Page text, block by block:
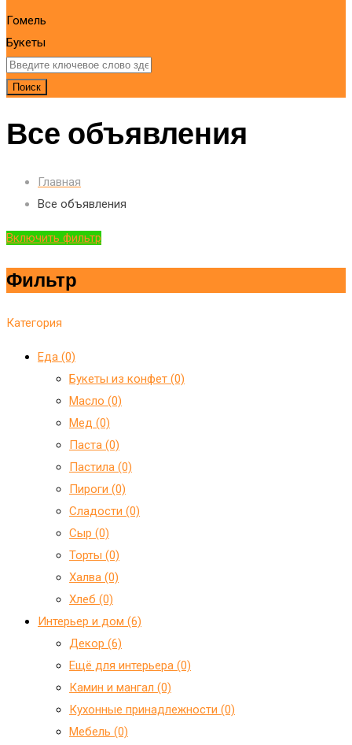
Гомель
Букеты
Поиск
Все объявления
Главная
Все объявления
Включить фильтр
Фильтр
Категория
Еда (0)
Букеты из конфет (0)
Масло (0)
Мед (0)
Паста (0)
Пастила (0)
Пироги (0)
Сладости (0)
Сыр (0)
Торты (0)
Халва (0)
Хлеб (0)
Интерьер и дом (6)
Декор (6)
Ещё для интерьера (0)
Камин и мангал (0)
Кухонные принадлежности (0)
Мебель (0)